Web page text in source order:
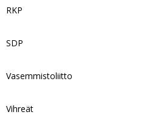
RKP
SDP
Vasemmistoliitto
Vihreät